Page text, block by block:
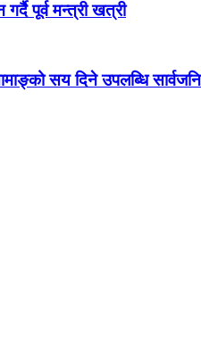
पूर्व मन्त्री खत्री
सय दिने उपलब्धि